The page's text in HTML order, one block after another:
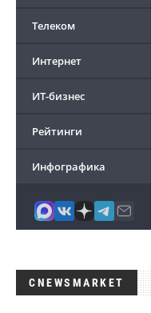
Телеком
Интернет
ИТ-бизнес
Рейтинги
Инфографика
CNEWSMARKET